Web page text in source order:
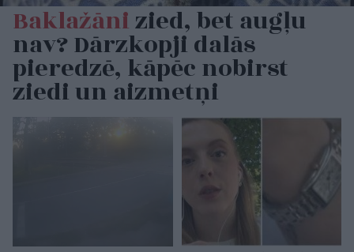
Baklažānizied, bet augļu
nav? Dārzkopji dalās
pieredzē, kāpēc nobirst
ziedi un aizmetņi